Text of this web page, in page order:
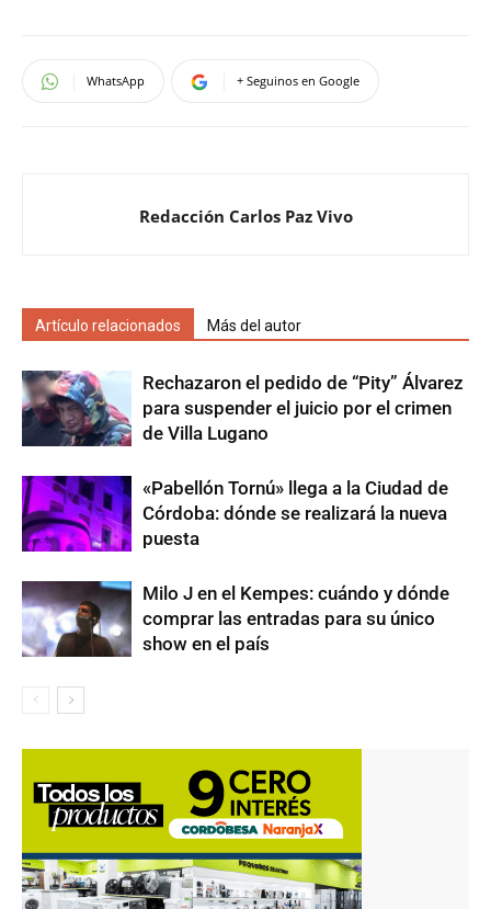
WhatsApp + Seguinos en Google
Redacción Carlos Paz Vivo
Artículo relacionados Más del autor
Rechazaron el pedido de “Pity” Álvarez
para suspender el juicio por el crimen
de Villa Lugano
«Pabellón Tornú» llega a la Ciudad de
Córdoba: dónde se realizará la nueva
puesta
Milo J en el Kempes: cuándo y dónde
comprar las entradas para su único
show en el país